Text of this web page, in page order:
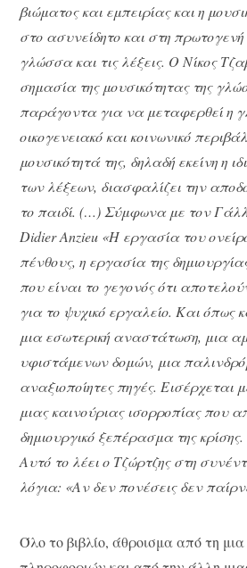
βιώματος και εμπειρίας και η
στο ασυνείδητο και στη
γλώσσα και τις λέξεις. Ο Νίκος
σημασία της μουσικότητας της
παράγοντα για να μεταφερθεί η
οικογενειακό και κοινωνικό
μουσικότητά της, δηλαδή εκείνη η
των λέξεων, διασφαλίζει την
το παιδί. (…) Σύμφωνα με τον
Didier Anzieu «Η εργασία του
πένθους, η εργασία της
που είναι το γεγονός ότι
για το ψυχικό εργαλείο. Και όπως
μια εσωτερική αναστάτωση, μια
υφιστάμενων δομών, μια
αναξιοποίητες πηγές. Εισέρχεται
μιας καινούριας ισορροπίας που
δημιουργικό ξεπέρασμα της κρίσης.
Αυτό το λέει ο Τζώρτζης στη
λόγια: «Αν δεν πονέσεις δεν
Όλο το βιβλίο, άθροισμα από τη μια